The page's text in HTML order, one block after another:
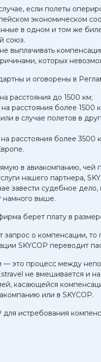
если полеты
экономическом
в одном и том же
союз.
выплачивать
которых
и оговорены в
расстояния до 1500 км;
расстояния более 1500
в случае полетов в
расстояния более 3500
в авиакомпанию, чей
нашего партнера,
завести судебное
намного выше.
берет плату в
запрос о компенсации,
SKYCOP переводит
— это процесс между
не вмешивается и
касающейся
или в SKYCOP.
для истребования